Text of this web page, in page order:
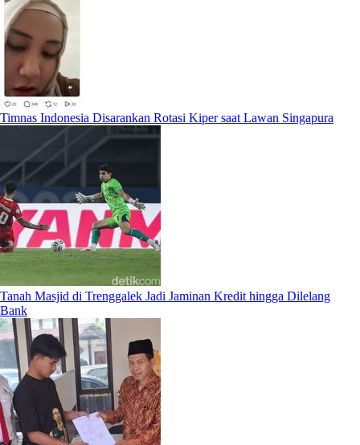
Timnas Indonesia Disarankan Rotasi Kiper saat Lawan Singapura
Tanah Masjid di Trenggalek Jadi Jaminan Kredit hingga Dilelang
Bank